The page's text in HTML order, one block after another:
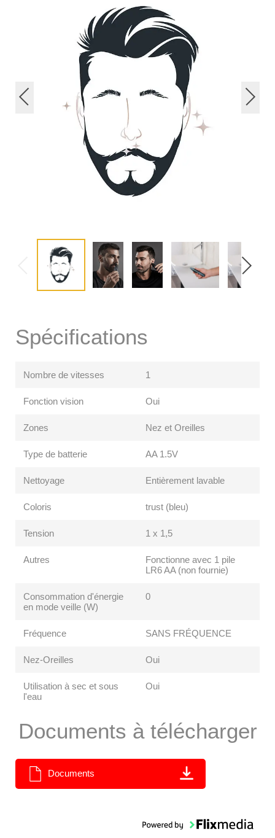
Spécifications
Nombre de vitesses 1
Fonction vision Oui
Zones Nez et Oreilles
Type de batterie AA 1.5V
Nettoyage Entièrement lavable
Coloris trust (bleu)
Tension 1 x 1,5
Autres
Fonctionne avec 1 pile
LR6 AA (non fournie)
Consommation d'énergie
en mode veille (W)
0
Fréquence SANS FRÉQUENCE
Nez-Oreilles Oui
Utilisation à sec et sous
l'eau
Oui
Documents à télécharger
Documents